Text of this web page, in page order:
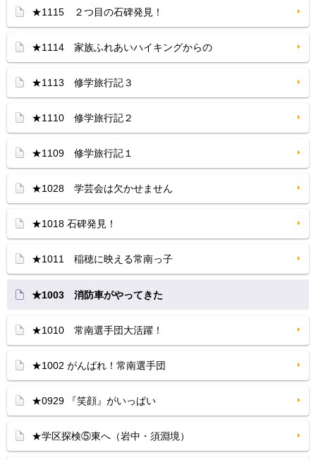
★1115 ２つ目の石碑発見！
★1114 家族ふれあいハイキングからの
★1113 修学旅行記３
★1110 修学旅行記２
★1109 修学旅行記１
★1028 学芸会は欠かせません
★1018 石碑発見！
★1011 稲穂に映える常南っ子
★1003 消防車がやってきた
★1010 常南選手団大活躍！
★1002 がんばれ！常南選手団
★0929 『笑顔』がいっぱい
★学区探検⑤東へ（岩中・須淵境）